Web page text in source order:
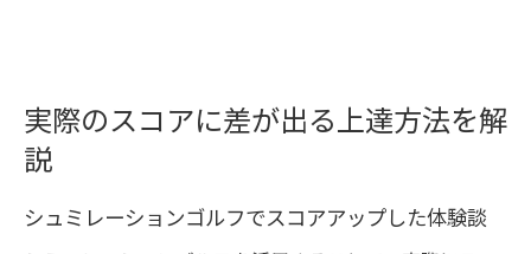
実際のスコアに差が出る上達方法を解
説
シュミレーションゴルフでスコアアップした体験談